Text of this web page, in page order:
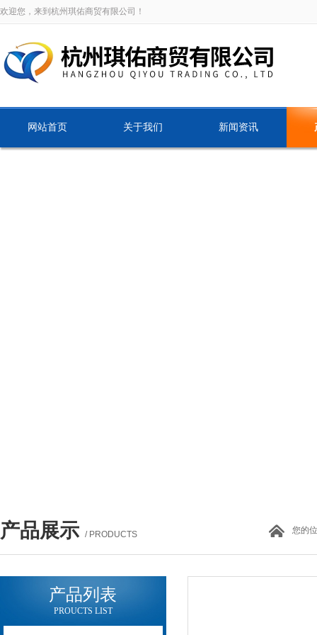
欢迎您，来到杭州琪佑商贸有限公司！
网站首页 关于我们 新闻资讯
产品展示 / PRODUCTS 您的
产品列表
PROUCTS LIST